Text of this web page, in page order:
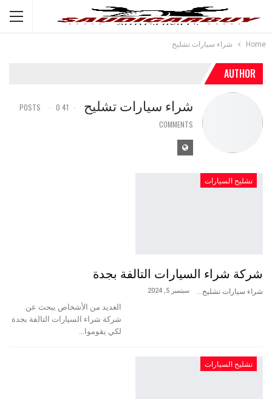
Home شراء سيارات تشليح
AUTHOR
شراء سيارات تشليح 41 POSTS
0
COMMENTS
تشليح السيارات
شركة شراء السيارات التالفة بجدة
شراء سيارات تشليح سبتمبر 5, 2024
العديد من الأشخاص يبحث عن
شركة شراء السيارات التالفة بجدة
لكي يقوموا…
تشليح السيارات